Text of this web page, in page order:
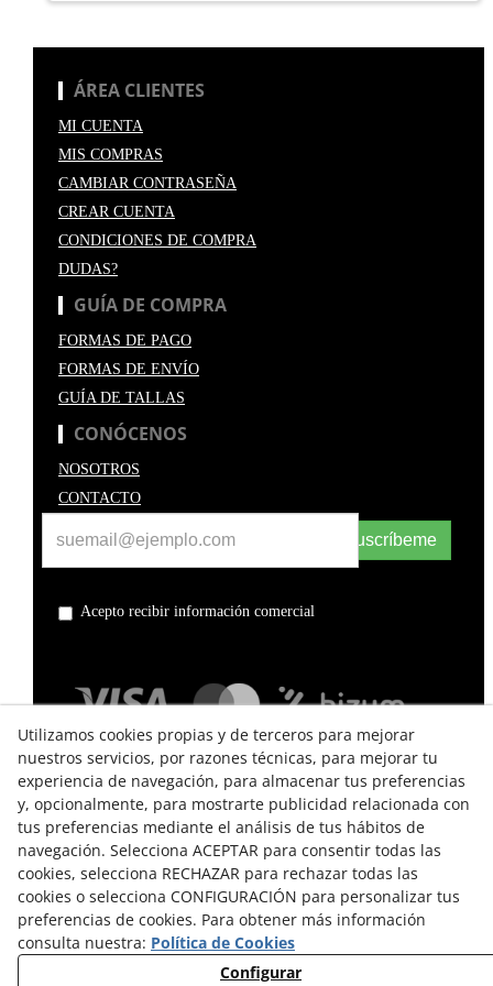
ÁREA CLIENTES
MI CUENTA
MIS COMPRAS
CAMBIAR CONTRASEÑA
CREAR CUENTA
CONDICIONES DE COMPRA
DUDAS?
GUÍA DE COMPRA
FORMAS DE PAGO
FORMAS DE ENVÍO
GUÍA DE TALLAS
CONÓCENOS
NOSOTROS
CONTACTO
Suscríbeme
Acepto recibir información comercial
TÉRMINOS Y CONDICIONES DE USO
POLÍTICA DE PRIVACIDAD
POLÍTICA DE COOKIES
Utilizamos cookies propias y de terceros para mejorar
nuestros servicios, por razones técnicas, para mejorar tu
experiencia de navegación, para almacenar tus preferencias
y, opcionalmente, para mostrarte publicidad relacionada con
tus preferencias mediante el análisis de tus hábitos de
navegación. Selecciona ACEPTAR para consentir todas las
cookies, selecciona RECHAZAR para rechazar todas las
cookies o selecciona CONFIGURACIÓN para personalizar tus
preferencias de cookies. Para obtener más información
consulta nuestra: Política de Cookies
Configurar